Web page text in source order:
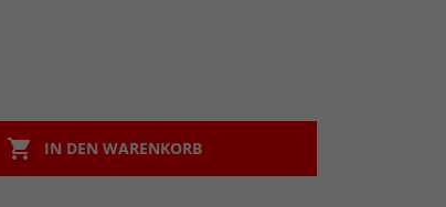
 IN DEN WARENKORB